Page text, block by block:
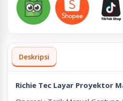
Deskripsi
Richie Tec Layar Proyektor